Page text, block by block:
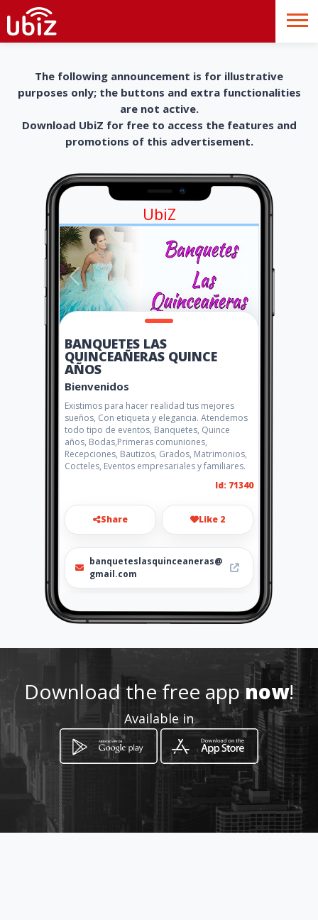
The following announcement is for illustrative
purposes only; the buttons and extra functionalities
are not active.
Download UbiZ for free to access the features and
promotions of this advertisement.
UbiZ
BANQUETES LAS
QUINCEAÑERAS QUINCE
AÑOS
Bienvenidos
Existimos para hacer realidad tus mejores
sueños, Con etiqueta y elegancia. Atendemos
todo tipo de eventos, Banquetes, Quince
años, Bodas,Primeras comuniones,
Recepciones, Bautizos, Grados, Matrimonios,
Cocteles, Eventos empresariales y familiares.
Id: 71340
Share Like 2
banqueteslasquinceaneras@
gmail.com
312 831 9708
http://www.amarillasinternet
Location
Download the free appnow!
Available in